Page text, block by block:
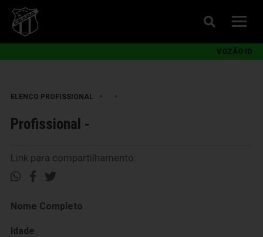
VOZÃO ID
ELENCO PROFISSIONAL • •
Profissional -
Link para compartilhamento:
Nome Completo
Idade